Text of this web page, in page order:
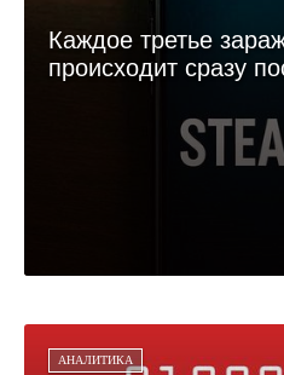
Каждое третье
происходит сразу
АНАЛИТИКА